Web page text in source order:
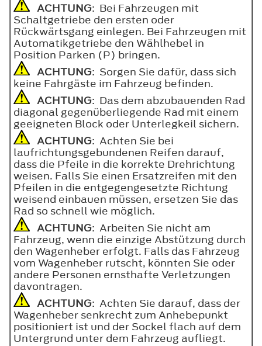
ACHTUNG: Bei Fahrzeugen mit
Schaltgetriebe den ersten oder
Rückwärtsgang einlegen. Bei Fahrzeugen mit
Automatikgetriebe den Wählhebel in
Position Parken (P) bringen.
ACHTUNG: Sorgen Sie dafür, dass sich
keine Fahrgäste im Fahrzeug befinden.
ACHTUNG: Das dem abzubauenden Rad
diagonal gegenüberliegende Rad mit einem
geeigneten Block oder Unterlegkeil sichern.
ACHTUNG: Achten Sie bei
laufrichtungsgebundenen Reifen darauf,
dass die Pfeile in die korrekte Drehrichtung
weisen. Falls Sie einen Ersatzreifen mit den
Pfeilen in die entgegengesetzte Richtung
weisend einbauen müssen, ersetzen Sie das
Rad so schnell wie möglich.
ACHTUNG: Arbeiten Sie nicht am
Fahrzeug, wenn die einzige Abstützung durch
den Wagenheber erfolgt. Falls das Fahrzeug
vom Wagenheber rutscht, könnten Sie oder
andere Personen ernsthafte Verletzungen
davontragen.
ACHTUNG: Achten Sie darauf, dass der
Wagenheber senkrecht zum Anhebepunkt
positioniert ist und der Sockel flach auf dem
Untergrund unter dem Fahrzeug aufliegt.